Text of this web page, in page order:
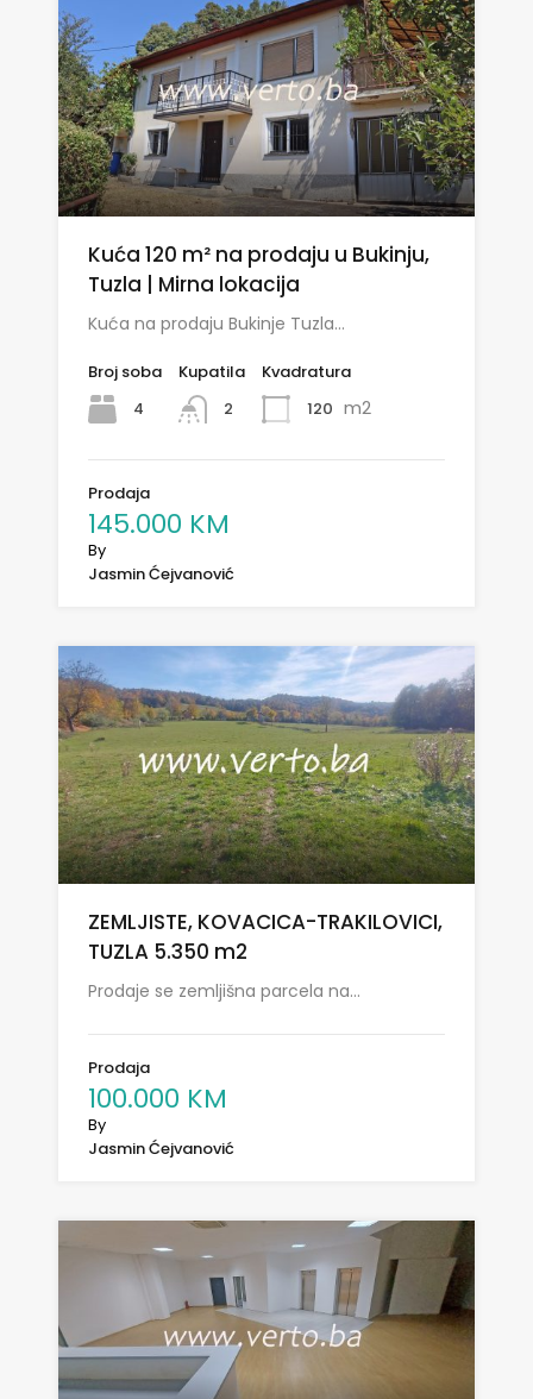
Kuća 120 m² na prodaju u Bukinju,
Tuzla | Mirna lokacija
Kuća na prodaju Bukinje Tuzla…
Broj soba
4
Kupatila
2
Kvadratura
120 m2
Prodaja
145.000 KM
By
Jasmin Ćejvanović
ZEMLJISTE, KOVACICA-TRAKILOVICI,
TUZLA 5.350 m2
Prodaje se zemljišna parcela na…
Prodaja
100.000 KM
By
Jasmin Ćejvanović